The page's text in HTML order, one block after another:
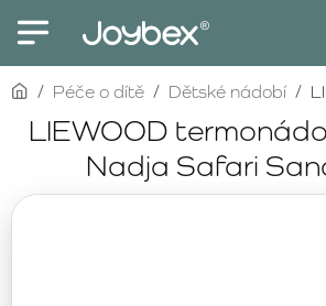
LIEWOOD
Nadja Safari
homePéče o dítě Dětské nádobí